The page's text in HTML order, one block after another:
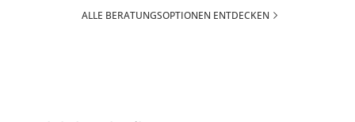
ALLE BERATUNGSOPTIONEN ENTDECKEN